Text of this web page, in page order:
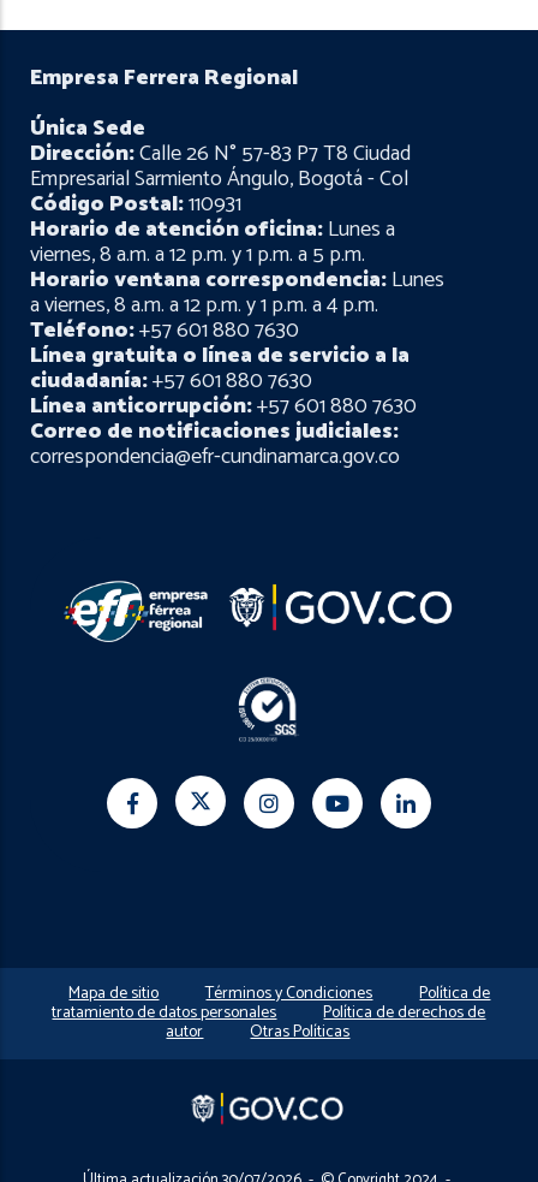
Empresa Ferrera Regional
Única Sede
Dirección:Calle 26 N° 57-83 P7 T8 Ciudad
Empresarial Sarmiento Ángulo, Bogotá - Col
Código Postal:110931
Horario de atención oficina:Lunes a
viernes, 8 a.m. a 12 p.m. y 1 p.m. a 5 p.m.
Horario ventana correspondencia:Lunes
a viernes, 8 a.m. a 12 p.m. y 1 p.m. a 4 p.m.
Teléfono:+57 601 880 7630
Línea gratuita o línea de servicio a la
ciudadanía:+57 601 880 7630
Línea anticorrupción:+57 601 880 7630
Correo de notificaciones judiciales:
correspondencia@efr-cundinamarca.gov.co
Mapa de sitio Términos y Condiciones Política de
tratamiento de datos personales Política de derechos de
autor Otras Políticas